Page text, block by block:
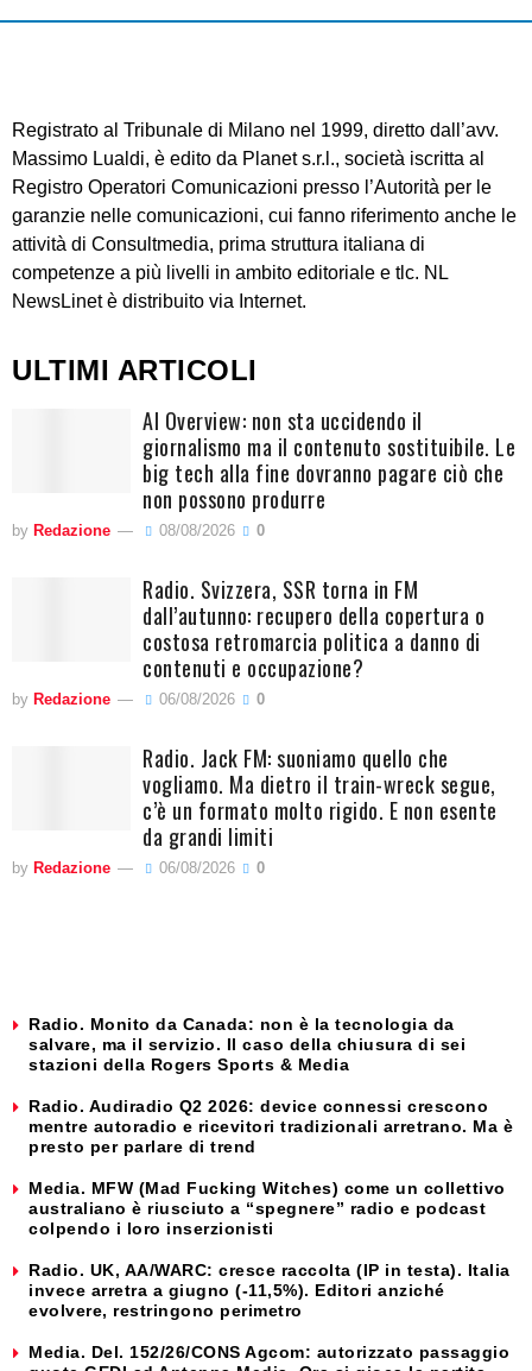
Registrato al Tribunale di Milano nel 1999, diretto dall’avv.
Massimo Lualdi, è edito da Planet s.r.l., società iscritta al
Registro Operatori Comunicazioni presso l’Autorità per le
garanzie nelle comunicazioni, cui fanno riferimento anche le
attività di Consultmedia, prima struttura italiana di
competenze a più livelli in ambito editoriale e tlc. NL
NewsLinet è distribuito via Internet.
ULTIMI ARTICOLI
AI Overview: non sta uccidendo il
giornalismo ma il contenuto sostituibile. Le
big tech alla fine dovranno pagare ciò che
non possono produrre
by Redazione 08/08/2026 0
Radio. Svizzera, SSR torna in FM
dall’autunno: recupero della copertura o
costosa retromarcia politica a danno di
contenuti e occupazione?
by Redazione 06/08/2026 0
Radio. Jack FM: suoniamo quello che
vogliamo. Ma dietro il train-wreck segue,
c’è un formato molto rigido. E non esente
da grandi limiti
by Redazione 06/08/2026 0
Radio. Monito da Canada: non è la tecnologia da
salvare, ma il servizio. Il caso della chiusura di sei
stazioni della Rogers Sports & Media
Radio. Audiradio Q2 2026: device connessi crescono
mentre autoradio e ricevitori tradizionali arretrano. Ma è
presto per parlare di trend
Media. MFW (Mad Fucking Witches) come un collettivo
australiano è riusciuto a “spegnere” radio e podcast
colpendo i loro inserzionisti
Radio. UK, AA/WARC: cresce raccolta (IP in testa). Italia
invece arretra a giugno (-11,5%). Editori anziché
evolvere, restringono perimetro
Media. Del. 152/26/CONS Agcom: autorizzato passaggio